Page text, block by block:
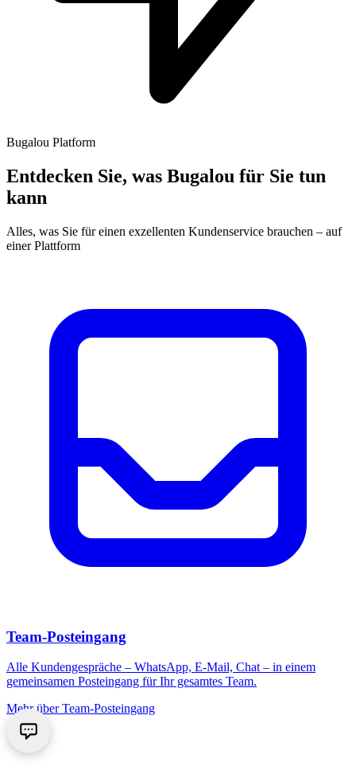
Bugalou Platform
Entdecken Sie, was Bugalou für Sie tun
kann
Alles, was Sie für einen exzellenten Kundenservice brauchen – auf
einer Plattform
Team-Posteingang
Alle Kundengespräche – WhatsApp, E-Mail, Chat – in einem
gemeinsamen Posteingang für Ihr gesamtes Team.
Mehr überTeam-Posteingang